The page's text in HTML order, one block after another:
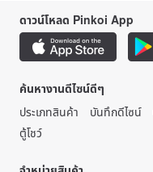
ดาวน์โหลด Pinkoi App
ค้นหางานดีไซน์ดีๆ
ประเภทสินค้า
บันทึกดีไซน์
ตู้โชว์